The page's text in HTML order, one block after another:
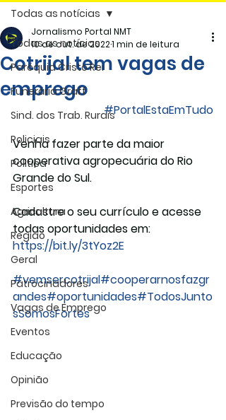
Todas as notícias
Paróquia Cristo Rei
Funerária Gräff
Sind. dos Trab. Rurais
Policiais
Politica
Esportes
Agricultura
Região
Geral
Patrocinadores
Vagas de Emprego
Eventos
Educação
Opinião
Previsão do tempo
Todas as notícias
Cotrijal tem vagas de
emprego
Jornalismo Portal NMT
10 de out. de 20221 min de leitura
#PortalEstaEmTudo
Venha fazer parte da maior
cooperativa agropecuária do Rio
Grande do Sul.
Cadastre o seu currículo e acesse
todas oportunidades em:
https://bit.ly/3tYoz2E
#vemsercotrijal#cooperarnosfazgr
andes#oportunidades#TodosJunto
sSomosFortes